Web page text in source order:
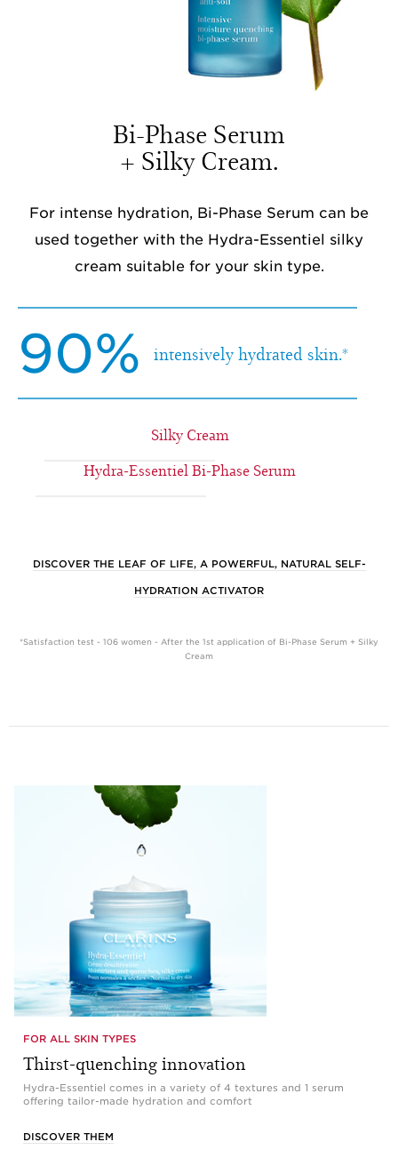
Bi-Phase Serum
+ Silky Cream.
For intense hydration, Bi-Phase Serum can be
used together with the Hydra-Essentiel silky
cream suitable for your skin type.
90% intensively hydrated skin.*
Silky Cream
Hydra-Essentiel Bi-Phase Serum
DISCOVER THE LEAF OF LIFE, A POWERFUL, NATURAL SELF-
HYDRATION ACTIVATOR
*Satisfaction test - 106 women - After the 1st application of Bi-Phase Serum + Silky
Cream
FOR ALL SKIN TYPES
Thirst-quenching innovation
Hydra-Essentiel comes in a variety of 4 textures and 1 serum
offering tailor-made hydration and comfort
DISCOVER THEM